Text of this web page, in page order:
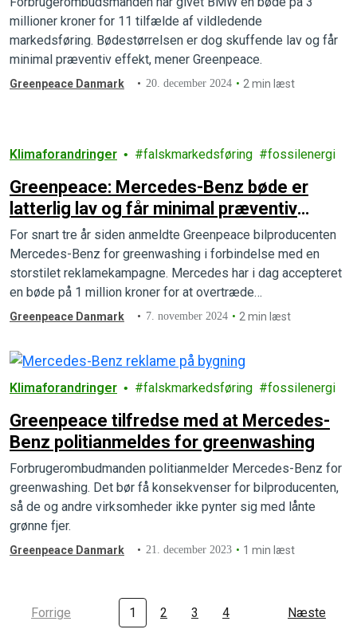
millioner kroner for 11 tilfælde af vildledende
markedsføring. Bødestørrelsen er dog skuffende lav og får
minimal præventiv effekt, mener Greenpeace.
Greenpeace Danmark 20. december 2024 2 min læst
Klimaforandringer falskmarkedsføring fossilenergi
Greenpeace: Mercedes-Benz bøde er
latterlig lav og får minimal præventiv
effekt
For snart tre år siden anmeldte Greenpeace bilproducenten
Mercedes-Benz for greenwashing i forbindelse med en
storstilet reklamekampagne. Mercedes har i dag accepteret
en bøde på 1 million kroner for at overtræde
markedsføringsloven, men bøden er alt for lav, mener
Greenpeace Danmark 7. november 2024 2 min læst
Klimaforandringer falskmarkedsføring fossilenergi
Greenpeace tilfredse med at Mercedes-
Benz politianmeldes for greenwashing
Forbrugerombudmanden politianmelder Mercedes-Benz for
greenwashing. Det bør få konsekvenser for bilproducenten,
så de og andre virksomheder ikke pynter sig med lånte
grønne fjer.
Greenpeace Danmark 21. december 2023 1 min læst
Forrige 1 2 3 4 Næste